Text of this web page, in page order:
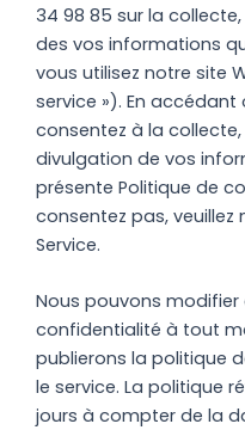
34 98 85 sur la
des vos informations
vous utilisez notre site
service »). En accédant
consentez à la collecte,
divulgation de vos
présente Politique de
consentez pas, veuillez
Service.
Nous pouvons
confidentialité à tout
publierons la politique
le service. La politique
jours à compter de la